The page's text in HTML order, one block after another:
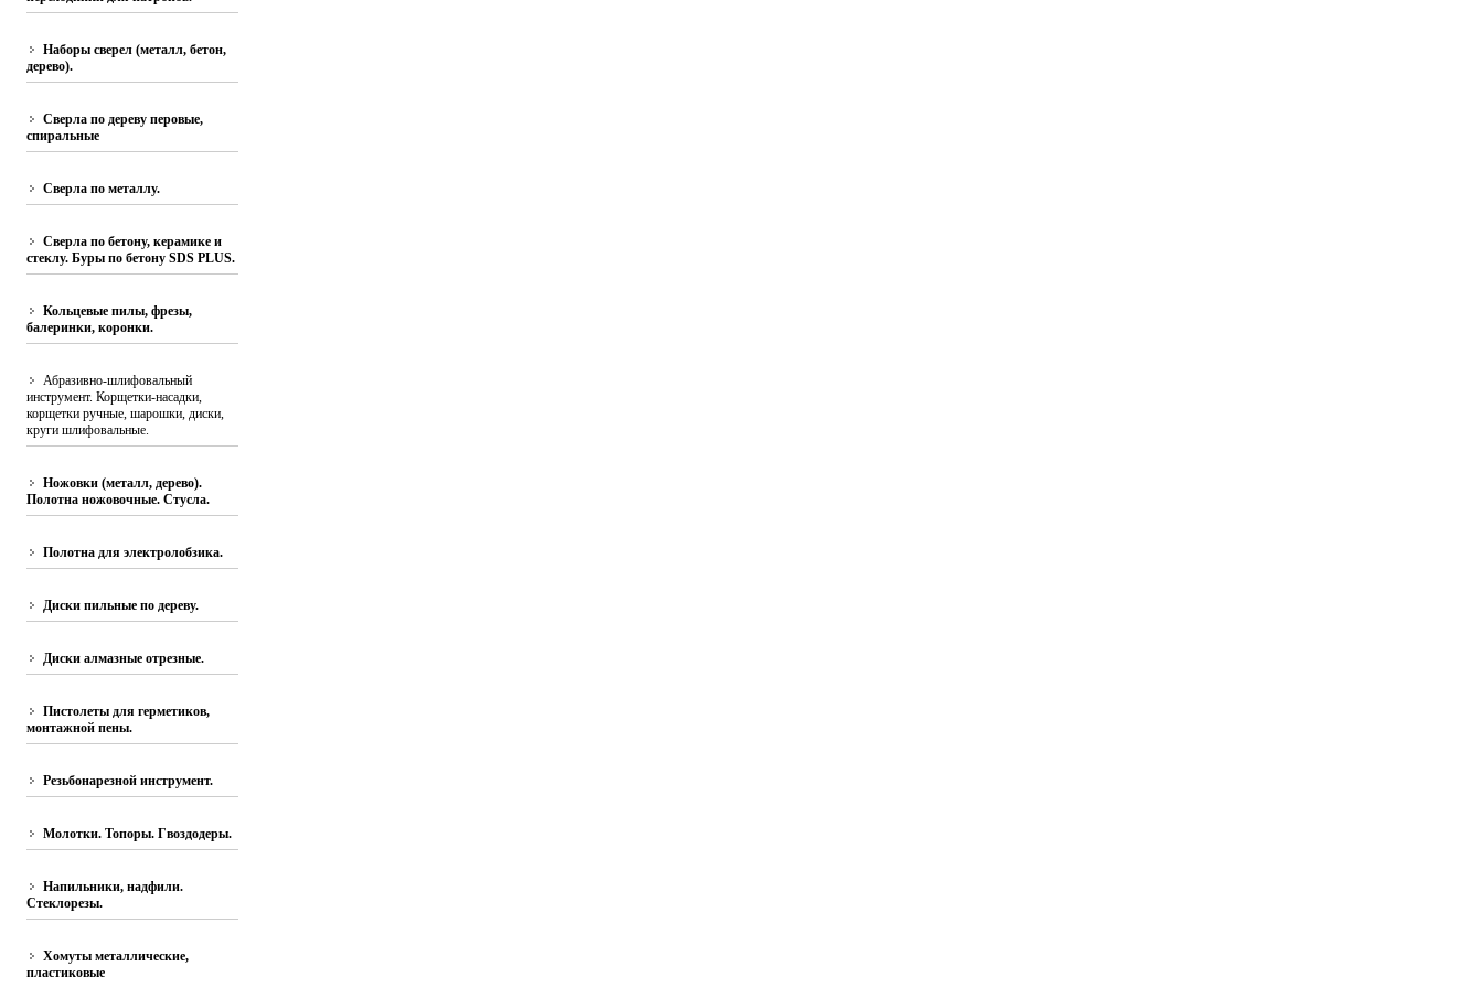
Наборы сверел (металл, бетон,
дерево).
Сверла по дереву перовые,
спиральные
Сверла по металлу.
Сверла по бетону, керамике и
стеклу. Буры по бетону SDS PLUS.
Кольцевые пилы, фрезы,
балеринки, коронки.
Абразивно-шлифовальный
инструмент. Корщетки-насадки,
корщетки ручные, шарошки, диски,
круги шлифовальные.
Ножовки (металл, дерево).
Полотна ножовочные. Стусла.
Полотна для электролобзика.
Диски пильные по дереву.
Диски алмазные отрезные.
Пистолеты для герметиков,
монтажной пены.
Резьбонарезной инструмент.
Молотки. Топоры. Гвоздодеры.
Напильники, надфили.
Стеклорезы.
Хомуты металлические,
пластиковые